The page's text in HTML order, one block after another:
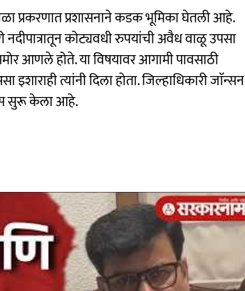
प्रकरणात प्रशासनाने कडक भूमिका घेतली आहे.
नदीपात्रातून कोट्यवधी रुपयांची अवैध वाळू उपसा
आणले होते. या विषयावर आगामी पावसाठी
त्यांनी दिला होता. जिल्हाधिकारी जाॅन्सन
सुरू केला आहे.